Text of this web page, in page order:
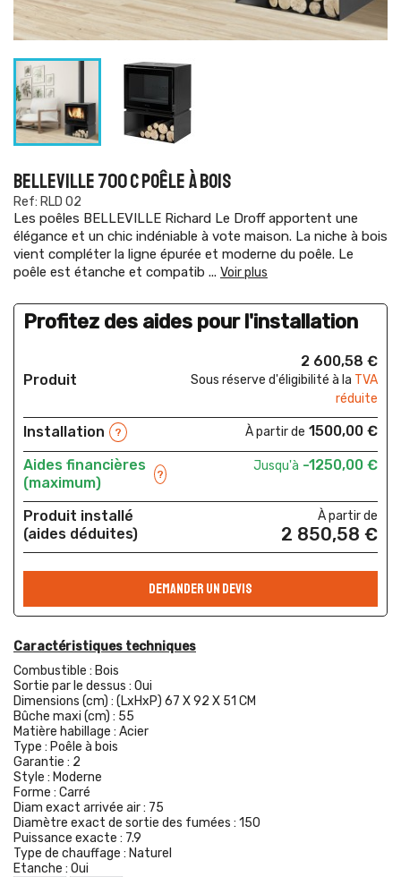
BELLEVILLE 700 C POÊLE À BOIS
Ref: RLD 02
Les poêles BELLEVILLE Richard Le Droff apportent une
élégance et un chic indéniable à vote maison. La niche à bois
vient compléter la ligne épurée et moderne du poêle. Le
poêle est étanche et compatib ... Voir plus
Profitez des aides pour l'installation
Produit
2 600,58 €
Sous réserve d'éligibilité à la TVA
réduite
Installation ? À partir de 1500,00 €
Aides financières
(maximum)
?
Jusqu'à -1250,00 €
Produit installé
(aides déduites)
À partir de
2 850,58 €
DEMANDER UN DEVIS
Caractéristiques techniques
Combustible : Bois
Sortie par le dessus : Oui
Dimensions (cm) : (LxHxP) 67 X 92 X 51 CM
Bûche maxi (cm) : 55
Matière habillage : Acier
Type : Poêle à bois
Garantie : 2
Style : Moderne
Forme : Carré
Diam exact arrivée air : 75
Diamètre exact de sortie des fumées : 150
Puissance exacte : 7.9
Type de chauffage : Naturel
Etanche : Oui